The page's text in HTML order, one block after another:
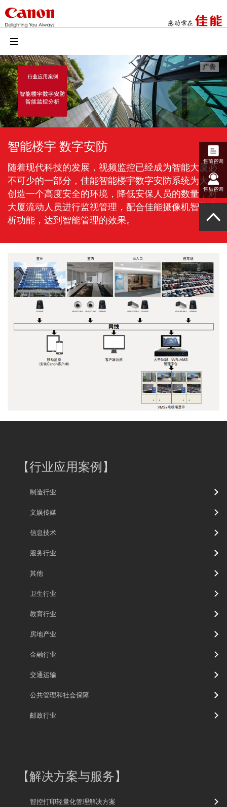
智能楼宇 数字安防
随着现代科技的发展，视频监控已经成为智能大厦必
不可少的一部分，佳能智能楼宇数字安防系统为大厦
创造一个高度安全的环境，降低安保人员的数量，对
大厦流动人员进行监视管理，配合佳能摄像机智能分
析功能，达到智能管理的效果。
【行业应用案例】
制造行业
文娱传媒
信息技术
服务行业
其他
卫生行业
教育行业
房地产业
金融行业
交通运输
公共管理和社会保障
邮政行业
【解决方案与服务】
智控打印轻量化管理解决方案
售前咨询
售后咨询